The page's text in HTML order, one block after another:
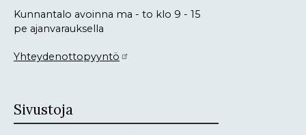
Kunnantalo avoinna ma - to klo 9 - 15
pe ajanvarauksella
Yhteydenottopyyntö
Sivustoja